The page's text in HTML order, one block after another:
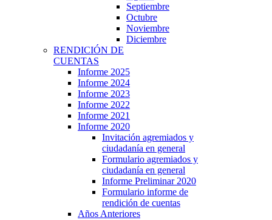
Septiembre
Octubre
Noviembre
Diciembre
RENDICIÓN DE
CUENTAS
Informe 2025
Informe 2024
Informe 2023
Informe 2022
Informe 2021
Informe 2020
Invitación agremiados y
ciudadanía en general
Formulario agremiados y
ciudadanía en general
Informe Preliminar 2020
Formulario informe de
rendición de cuentas
Años Anteriores